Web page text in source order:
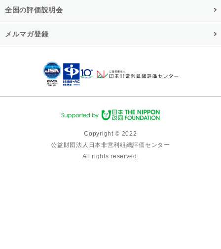
全国の評価説明会
メルマガ登録
Copyright © 2022
公益財団法人日本非営利組織評価センター
All rights reserved.